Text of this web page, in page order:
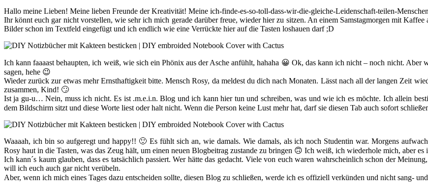
Hallo meine Lieben! Meine lieben Freunde der Kreativität! Meine ich-finde-es-so-toll-dass-wir-die-gleiche-Leidenschaft-teilen-
Ihr könnt euch gar nicht vorstellen, wie sehr ich mich gerade darüber freue, wieder hier zu sitzen. An einem Samstagmorgen mit
Bilder schon im Textfeld eingefügt und ich endlich wie eine Verrückte hier auf die Tasten loshauen darf ;D
Ich kann faaaast behaupten, ich weiß, wie sich ein Phönix aus der Asche anfühlt, hahaha 😀 Ok, das kann ich nicht – noch nicht.
sagen, hehe 😉
Wieder zurück zur etwas mehr Ernsthaftigkeit bitte. Mensch Rosy, da meldest du dich nach Monaten. Lässt nach all der langen Zeit
zusammen, Kind! 🙄
Ist ja gu-u… Nein, muss ich nicht. Es ist .m.e.i.n. Blog und ich kann hier tun und schreiben, was und wie ich es möchte. Ich allein
dem Bildschirm sitzt und diese Worte liest oder halt nicht. Wenn die Person keine Lust mehr hat, darf sie diesen Tab auch sofort
Waaaah, ich bin so aufgeregt und happy!! 🙂 Es fühlt sich an, wie damals. Wie damals, als ich noch Studentin war. Morgens
Rosy haut in die Tasten, was das Zeug hält, um einen neuen Blogbeitrag zustande zu bringen 🙃 Ich weiß, ich wiederhole mich, aber
Ich kann´s kaum glauben, dass es tatsächlich passiert. Wer hätte das gedacht. Viele von euch waren wahrscheinlich schon der
will ich euch auch gar nicht verübeln.
Aber, wenn ich mich eines Tages dazu entscheiden sollte, diesen Blog zu schließen, werde ich es offiziell verkünden und nicht sang-